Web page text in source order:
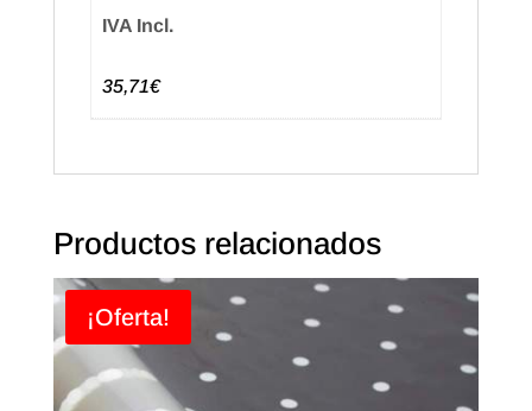
IVA Incl.
35,71€
Productos relacionados
¡Oferta!